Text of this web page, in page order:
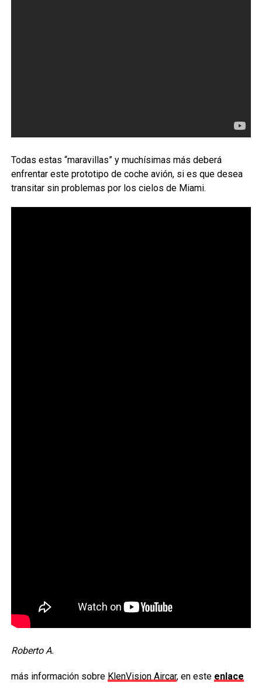
Todas estas “maravillas” y muchísimas más deberá
enfrentar este prototipo de coche avión, si es que desea
transitar sin problemas por los cielos de Miami.
Roberto A.
más información sobre KlenVision Aircar, en este enlace